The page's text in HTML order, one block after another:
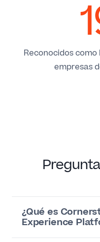
Reconocidos
empresas
¿Qué es
Experience